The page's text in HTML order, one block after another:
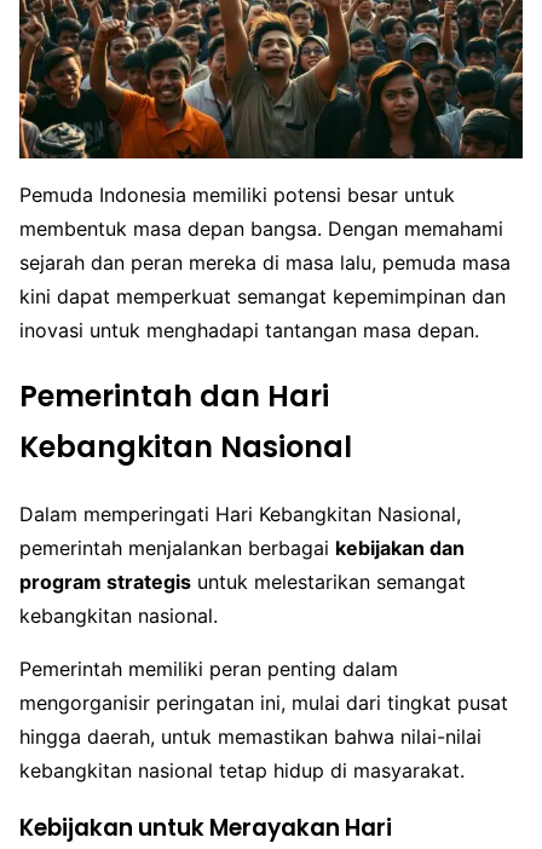
Pemuda Indonesia memiliki potensi besar untuk
membentuk masa depan bangsa. Dengan memahami
sejarah dan peran mereka di masa lalu, pemuda masa
kini dapat memperkuat semangat kepemimpinan dan
inovasi untuk menghadapi tantangan masa depan.
Pemerintah dan Hari
Kebangkitan Nasional
Dalam memperingati Hari Kebangkitan Nasional,
pemerintah menjalankan berbagai kebijakan dan
program strategis untuk melestarikan semangat
kebangkitan nasional.
Pemerintah memiliki peran penting dalam
mengorganisir peringatan ini, mulai dari tingkat pusat
hingga daerah, untuk memastikan bahwa nilai-nilai
kebangkitan nasional tetap hidup di masyarakat.
Kebijakan untuk Merayakan Hari